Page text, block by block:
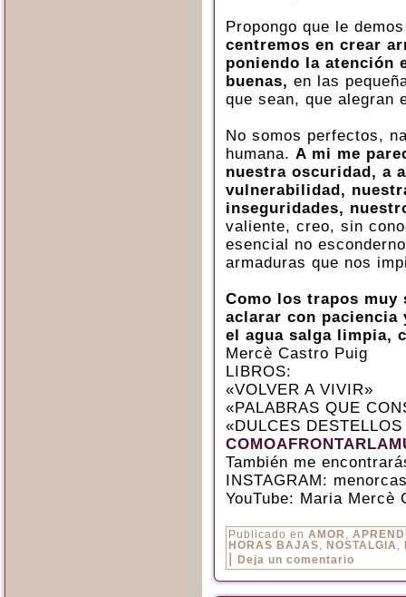
Propongo que le
centremos en crear
poniendo la atención
buenas, en las
que sean, que alegran
No somos perfectos,
humana. A mi me
nuestra oscuridad, a
vulnerabilidad,
inseguridades,
valiente, creo, sin
esencial no
armaduras que nos
Como los trapos muy
aclarar con paciencia
el agua salga limpia,
Mercè Castro Puig
LIBROS:
«VOLVER A VIVIR»
«PALABRAS QUE
«DULCES
También me
INSTAGRAM:
YouTube: Maria Mercè
Publicado en AMOR ,
HORAS BAJAS, NOSTALGIA ,
Deja un comentario